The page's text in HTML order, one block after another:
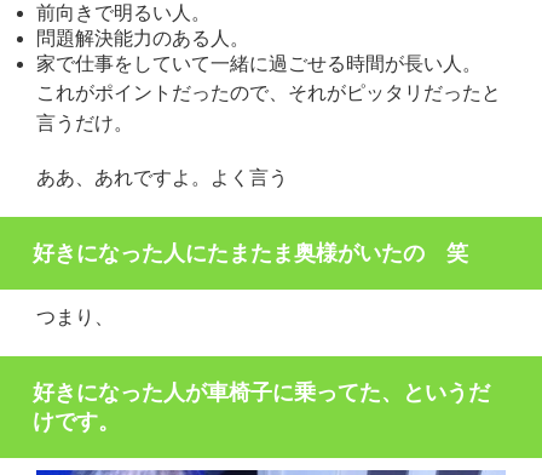
前向きで明るい人。
問題解決能力のある人。
家で仕事をしていて一緒に過ごせる時間が長い人。
これがポイントだったので、それがピッタリだったと
言うだけ。
ああ、あれですよ。よく言う
好きになった人にたまたま奥様がいたの 笑
つまり、
好きになった人が車椅子に乗ってた、というだ
けです。